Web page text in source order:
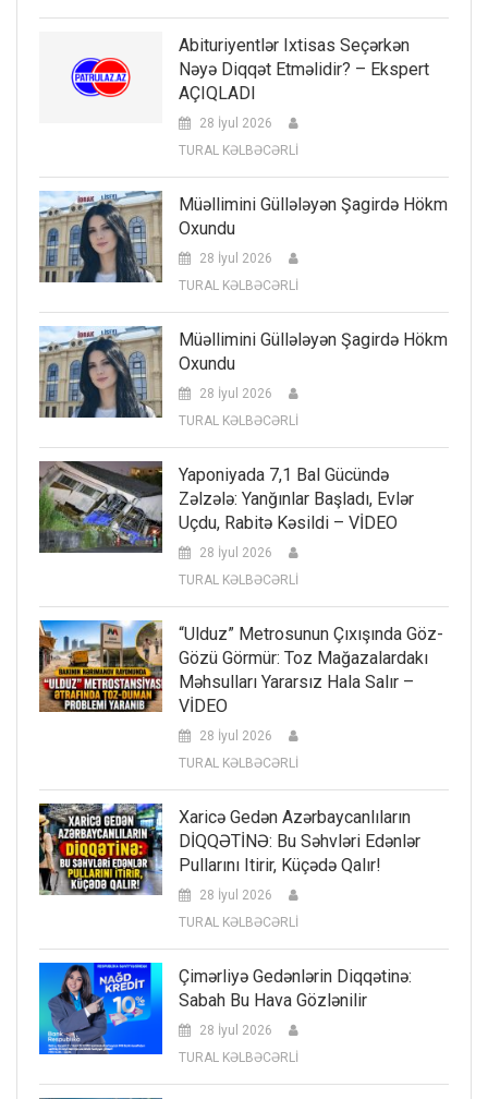
Abituriyentlər Ixtisas Seçərkən
Nəyə Diqqət Etməlidir? – Ekspert
AÇIQLADI
28 İyul 2026
TURAL KƏLBƏCƏRLİ
Müəllimini Güllələyən Şagirdə Hökm
Oxundu
28 İyul 2026
TURAL KƏLBƏCƏRLİ
Müəllimini Güllələyən Şagirdə Hökm
Oxundu
28 İyul 2026
TURAL KƏLBƏCƏRLİ
Yaponiyada 7,1 Bal Gücündə
Zəlzələ: Yanğınlar Başladı, Evlər
Uçdu, Rabitə Kəsildi – VİDEO
28 İyul 2026
TURAL KƏLBƏCƏRLİ
“Ulduz” Metrosunun Çıxışında Göz-
Gözü Görmür: Toz Mağazalardakı
Məhsulları Yararsız Hala Salır –
VİDEO
28 İyul 2026
TURAL KƏLBƏCƏRLİ
Xaricə Gedən Azərbaycanlıların
DİQQƏTİNƏ: Bu Səhvləri Edənlər
Pullarını Itirir, Küçədə Qalır!
28 İyul 2026
TURAL KƏLBƏCƏRLİ
Çimərliyə Gedənlərin Diqqətinə:
Sabah Bu Hava Gözlənilir
28 İyul 2026
TURAL KƏLBƏCƏRLİ